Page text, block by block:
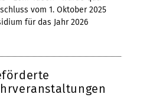
vom 1. Oktober 2025
für das Jahr 2026